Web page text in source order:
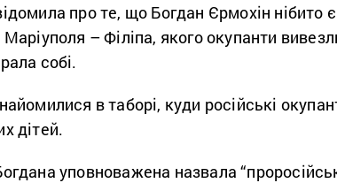
про те, що Богдан Єрмохін нібито
– Філіпа, якого окупанти
собі.
в таборі, куди російські
дітей.
уповноважена назвала